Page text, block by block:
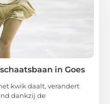
in Goes
kwik daalt, verandert
dankzij de